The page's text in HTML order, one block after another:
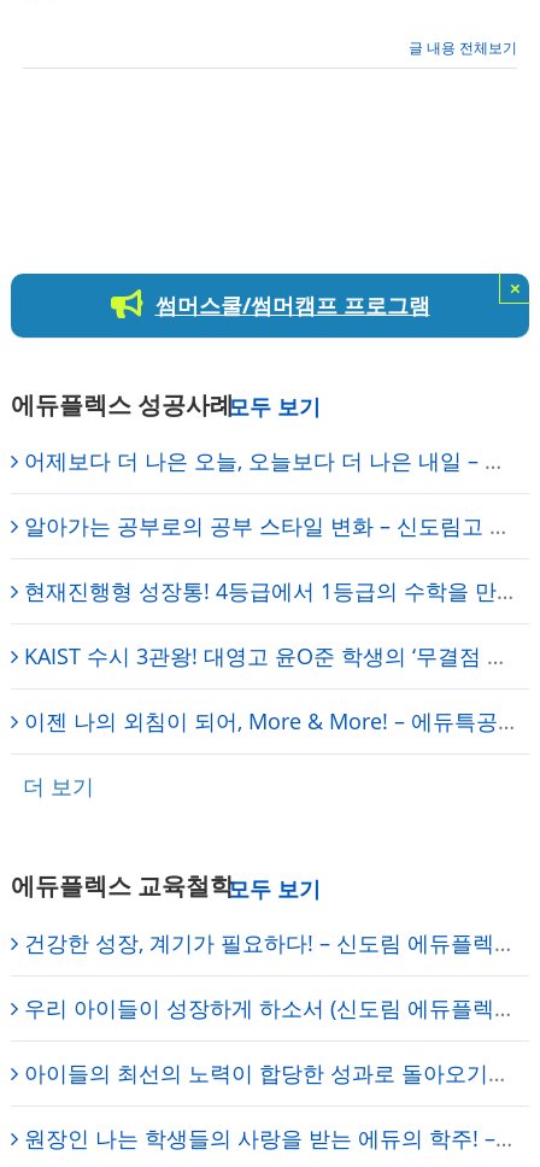
글 내용 전체보기
썸머스쿨/썸머캠프 프로그램
×
에듀플렉스 성공사례
어제보다 더 나은 오늘, 오늘보다 더 나은 내일 – 학습동기 강화/학습법 개선 – 신도림 에듀플렉스
알아가는 공부로의 공부 스타일 변화 – 신도림고 2학년 허선혁 – 신도림 에듀플렉스 에듀코치
현재진행형 성장통! 4등급에서 1등급의 수학을 만들다 – 영등포고 2학년 김OO 학생 – 에듀플렉스 보라매
KAIST 수시 3관왕! 대영고 윤O준 학생의 ‘무결점 학습법’ 탄생기 – 보라매 에듀플렉스 성공사례
이젠 나의 외침이 되어, More & More! – 에듀특공대 [에듀플렉스 보라매 학원]
더 보기
에듀플렉스 교육철학
건강한 성장, 계기가 필요하다! – 신도림 에듀플렉스 원장의 일기
우리 아이들이 성장하게 하소서 (신도림 에듀플렉스) – 원장의 기도
아이들의 최선의 노력이 합당한 성과로 돌아오기를… – 에듀플렉스 신도림 학원 채석 대표원장
원장인 나는 학생들의 사랑을 받는 에듀의 학주! – 에듀플렉스 신도림 학원